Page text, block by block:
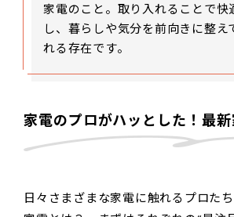
家電のこと。取り入れることで快
し、暮らしや気分を前向きに整え
れる存在です。
家電のプロがハッとした！最
日々さまざまな家電に触れるプロた